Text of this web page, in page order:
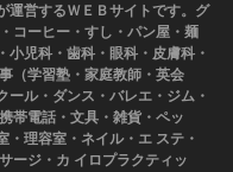
運営するＷＥＢサイトです。グ
コーヒー・すし・パン屋・麺
児科・歯科・眼科・皮膚科・
（学習塾・家庭教師・英会
ル・ダンス・バレエ・ジム・
帯電話・文具・雑貨・ペッ
・理容室・ネイル・エ ステ・
ージ・カ イロプラクティッ